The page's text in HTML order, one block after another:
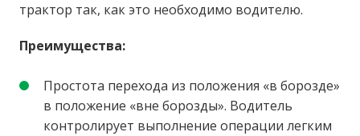
трактор так, как это необходимо водителю.
Преимущества:
Простота перехода из положения «в борозде»
в положение «вне борозды». Водитель
контролирует выполнение операции легким